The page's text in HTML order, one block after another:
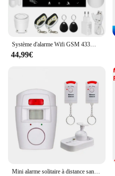
Système d'alarme Wifi GSM 433MHz, anti-cambriolage domestique, détecteur filaire sans fil, clavier tactile RFID, température et humidité, Alexa
44,99€
Mini alarme solitaire à distance sans fil, avec détecteur de mouvement infrarouge IR et sirène forte SpringdB, pour la sécurité à domicile, antivol